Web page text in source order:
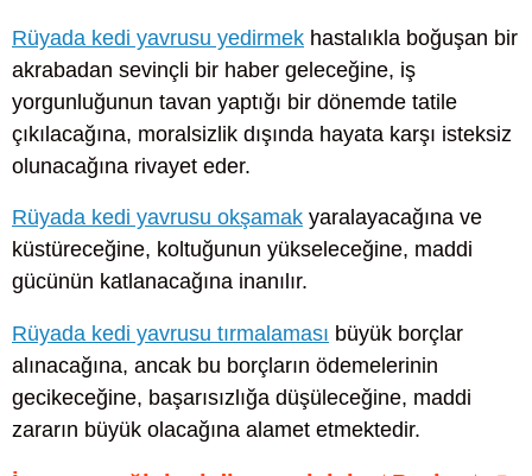
Rüyada kedi yavrusu yedirmek hastalıkla boğuşan bir
akrabadan sevinçli bir haber geleceğine, iş
yorgunluğunun tavan yaptığı bir dönemde tatile
çıkılacağına, moralsizlik dışında hayata karşı isteksiz
olunacağına rivayet eder.
Rüyada kedi yavrusu okşamak yaralayacağına ve
küstüreceğine, koltuğunun yükseleceğine, maddi
gücünün katlanacağına inanılır.
Rüyada kedi yavrusu tırmalaması büyük borçlar
alınacağına, ancak bu borçların ödemelerinin
gecikeceğine, başarısızlığa düşüleceğine, maddi
zararın büyük olacağına alamet etmektedir.